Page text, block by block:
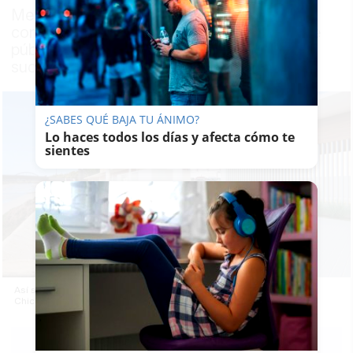
Mejoras las comunicaciones y más
comodidad para los usuarios del transporte
público, entre las actuaciones que van
sucediéndose en el municipio chiclanero
Así será el nuevo intercambiador de transportes junto al río Iro en
Chiclana: 1,2 millones de inversión.
¿SABES QUÉ BAJA TU ÁNIMO?
Lo haces todos los días y afecta cómo te
sientes